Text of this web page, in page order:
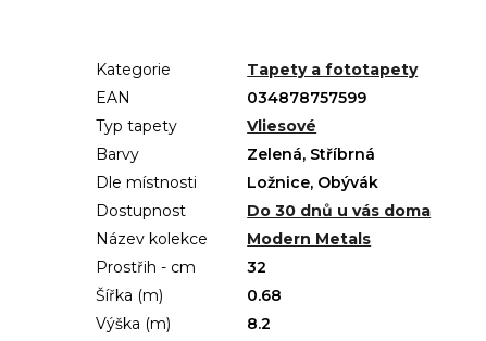
Kategorie
Tapety a fototapety
EAN
034878757599
Typ tapety
Vliesové
Barvy
Zelená, Stříbrná
Dle místnosti
Ložnice, Obývák
Dostupnost
Do 30 dnů u vás doma
Název kolekce
Modern Metals
Prostřih - cm
32
Šířka (m)
0.68
Výška (m)
8.2